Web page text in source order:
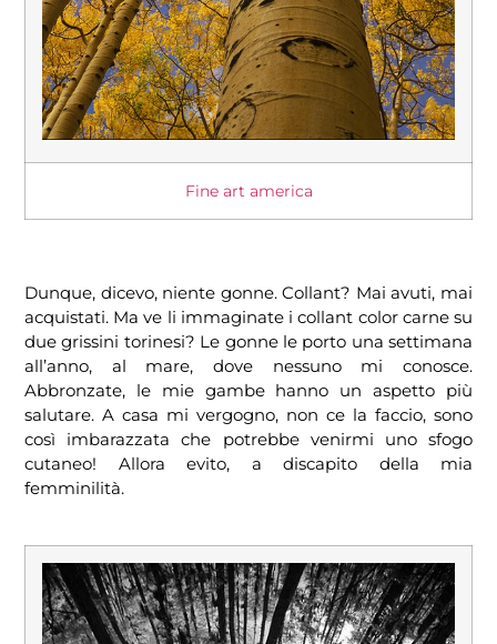
Fine art america
Dunque, dicevo, niente gonne. Collant? Mai avuti, mai
acquistati. Ma ve li immaginate i collant color carne su
due grissini torinesi? Le gonne le porto una settimana
all’anno, al mare, dove nessuno mi conosce.
Abbronzate, le mie gambe hanno un aspetto più
salutare. A casa mi vergogno, non ce la faccio, sono
così imbarazzata che potrebbe venirmi uno sfogo
cutaneo! Allora evito, a discapito della mia
femminilità.